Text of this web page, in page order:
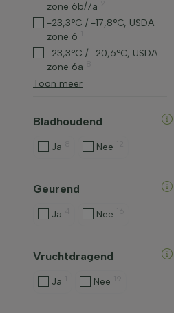
zone 6b/7a
-23,3°C / -17,8°C, USDA
zone 6
-23,3°C / -20,6°C, USDA
zone 6a
Toon meer
Bladhoudend
Ja Nee
Geurend
Ja Nee
Vruchtdragend
Ja Nee